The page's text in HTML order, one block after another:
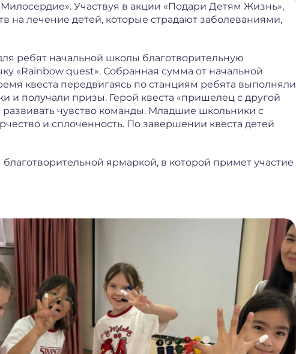
Участвуя в акции «Подари Детям Жизнь»,
на лечение детей, которые страдают заболеваниями,
ребят начальной школы благотворительную
«Rainbow quest». Собранная сумма от начальной
квеста передвигаясь по станциям ребята выполняли
и получали призы. Герой квеста «пришелец с другой
чувство команды. Младшие школьники с
и сплоченность. По завершении квеста детей
ярмаркой, в которой примет участие